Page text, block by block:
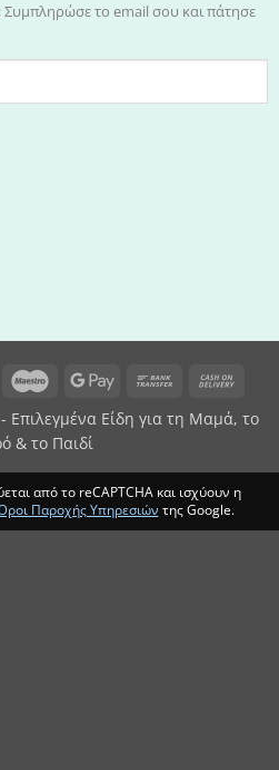
Συμπληρώσε το email σου και πάτησε
MaestroGoogle
Bank
Είδη για τη Μαμά, το
& το Παιδί
από το reCAPTCHA και ισχύουν η
Παροχής Υπηρεσιών της Google.